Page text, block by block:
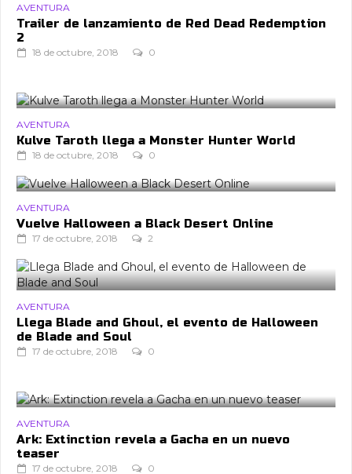
AVENTURA
Trailer de lanzamiento de Red Dead Redemption
2
18 de octubre, 2018 0
AVENTURA
Kulve Taroth llega a Monster Hunter World
18 de octubre, 2018 0
AVENTURA
Vuelve Halloween a Black Desert Online
17 de octubre, 2018 2
AVENTURA
Llega Blade and Ghoul, el evento de Halloween
de Blade and Soul
17 de octubre, 2018 0
AVENTURA
Ark: Extinction revela a Gacha en un nuevo
teaser
17 de octubre, 2018 0